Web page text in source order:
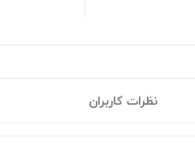
نظرات کاربران